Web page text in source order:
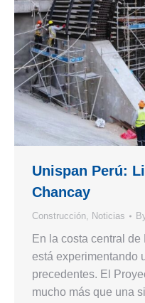
Unispan Perú:
Chancay
Construcción, Noticias
En la costa central
está experimentando
precedentes. El
mucho más que una